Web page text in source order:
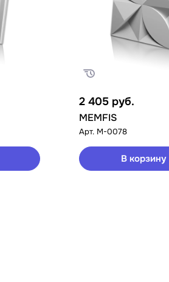
2 405 руб.
MEMFIS
Арт. M-0078
В корзину